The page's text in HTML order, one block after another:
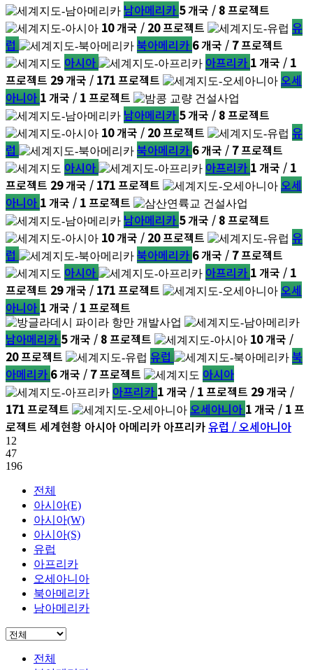
남아메리카 5개국 / 8프로젝트
10개국 / 20프로젝트
유
럽
북아메리카 6개국 / 7프로젝트
아시아
아프리카 1개국 / 1
프로젝트 29개국 / 171프로젝트
오세
아니아 1개국 / 1프로젝트
남아메리카 5개국 / 8프로젝트
10개국 / 20프로젝트
유
럽
북아메리카 6개국 / 7프로젝트
아시아
아프리카 1개국 / 1
프로젝트 29개국 / 171프로젝트
오세
아니아 1개국 / 1프로젝트
남아메리카 5개국 / 8프로젝트
10개국 / 20프로젝트
유
럽
북아메리카 6개국 / 7프로젝트
아시아
아프리카 1개국 / 1
프로젝트 29개국 / 171프로젝트
오세
아니아 1개국 / 1프로젝트
남아메리카 5개국 / 8프로젝트 10개국 /
20프로젝트 유럽
북
아메리카 6개국 / 7프로젝트
아시아
아프리카 1개국 / 1프로젝트 29개국 /
171프로젝트 오세아니아 1개국 / 1프
로젝트 세계현황 아시아 아메리카 아프리카유럽 / 오세아니아
12
47
196
전체
아시아(E)
아시아(W)
아시아(S)
유럽
아프리카
오세아니아
북아메리카
남아메리카
전체